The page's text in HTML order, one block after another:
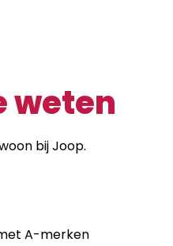
weten
bij Joop.
A-merken